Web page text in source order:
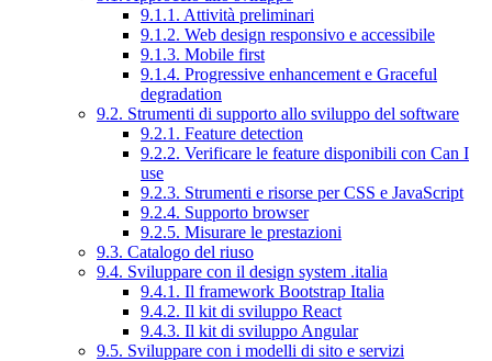
9.1.1. Attività preliminari
9.1.2. Web design responsivo e accessibile
9.1.3. Mobile first
9.1.4. Progressive enhancement e Graceful
degradation
9.2. Strumenti di supporto allo sviluppo del software
9.2.1. Feature detection
9.2.2. Verificare le feature disponibili con Can I
use
9.2.3. Strumenti e risorse per CSS e JavaScript
9.2.4. Supporto browser
9.2.5. Misurare le prestazioni
9.3. Catalogo del riuso
9.4. Sviluppare con il design system .italia
9.4.1. Il framework Bootstrap Italia
9.4.2. Il kit di sviluppo React
9.4.3. Il kit di sviluppo Angular
9.5. Sviluppare con i modelli di sito e servizi